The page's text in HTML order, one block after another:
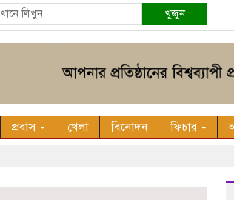
খুজুন
প্রবাস খেলা বিনোদন ফিচার